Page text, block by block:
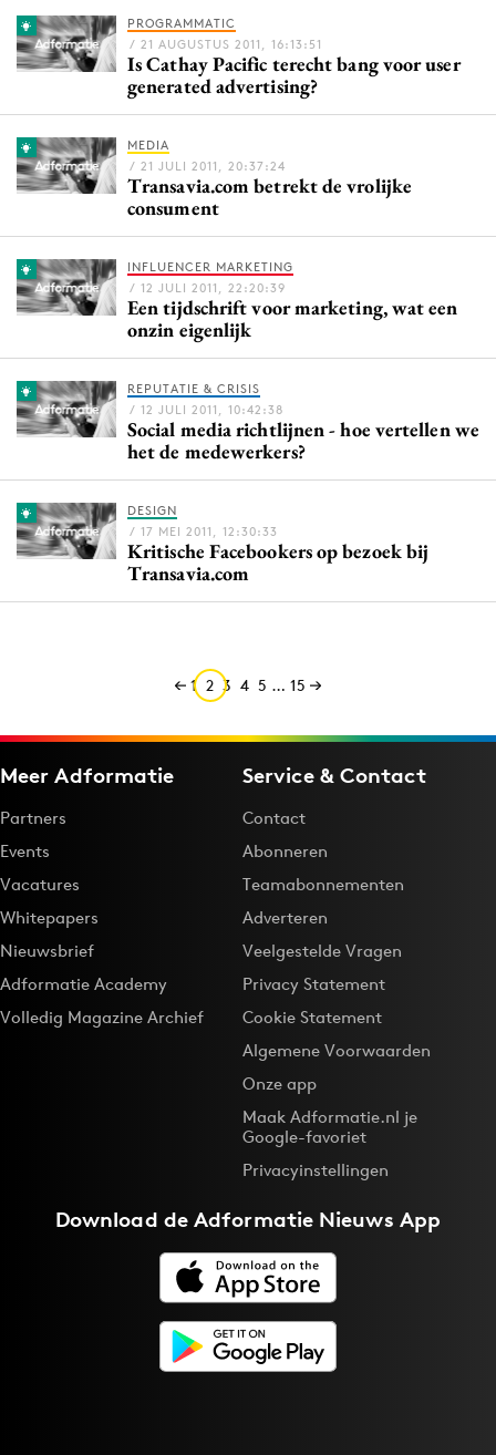
Campagnes
Carriere
Contentmarketing
Craft
Customer Experience
Data & Insights
Digital transformation
Diversiteit
Effectiviteit
Gedragsverandering
Influencer marketing
Interne communicatie
Media
Merkstrategie
PR
PROGRAMMATIC
/ 21 AUGUSTUS 2011, 16:13:51
Is Cathay Pacific terecht bang voor user
generated advertising?
MEDIA
/ 21 JULI 2011, 20:37:24
Transavia.com betrekt de vrolijke
consument
INFLUENCER MARKETING
/ 12 JULI 2011, 22:20:39
Een tijdschrift voor marketing, wat een
onzin eigenlijk
REPUTATIE & CRISIS
/ 12 JULI 2011, 10:42:38
Social media richtlijnen - hoe vertellen we
het de medewerkers?
DESIGN
/ 17 MEI 2011, 12:30:33
Kritische Facebookers op bezoek bij
Transavia.com
1 2 3 4 5 … 15
Meer Adformatie
Partners
Events
Vacatures
Whitepapers
Nieuwsbrief
Adformatie Academy
Volledig Magazine Archief
Service & Contact
Contact
Abonneren
Teamabonnementen
Adverteren
Veelgestelde Vragen
Privacy Statement
Cookie Statement
Algemene Voorwaarden
Onze app
Maak Adformatie.nl je
Google-favoriet
Privacyinstellingen
Download deAdformatie Nieuws App